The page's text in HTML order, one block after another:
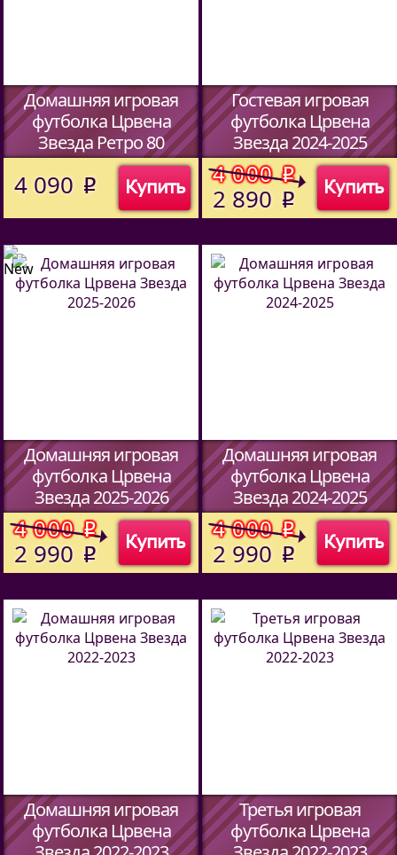
Домашняя игровая
футболка Црвена
Звезда Ретро 80
Купить
4 090 o
Гостевая игровая
футболка Црвена
Звезда 2024-2025
(Код:70121 )
Купить
4 000o
2 890 o
Домашняя игровая
футболка Црвена
Звезда 2025-2026
(Код:70121 )
Купить
4 000o
2 990 o
Домашняя игровая
футболка Црвена
Звезда 2024-2025
(Код:70121 )
Купить
4 000o
2 990 o
Домашняя игровая
футболка Црвена
Третья игровая
футболка Црвена